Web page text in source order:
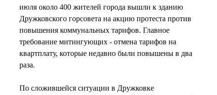
июля около 400 жителей города вышли к зданию
Дружковского горсовета на акцию протеста против
повышения коммунальных тарифов. Главное
требование митингующих - отмена тарифов на
квартплату, которые недавно были повышены в два
раза.
По сложившейся ситуации в Дружковке